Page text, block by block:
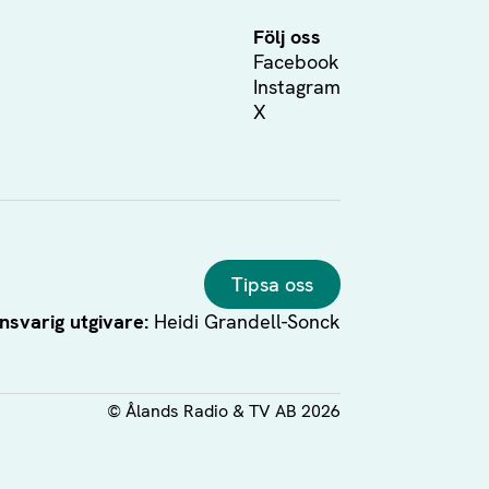
Följ oss
Facebook
Instagram
X
Tipsa oss
utgivare: Heidi Grandell-Sonck
©Ålands Radio & TV AB 2026